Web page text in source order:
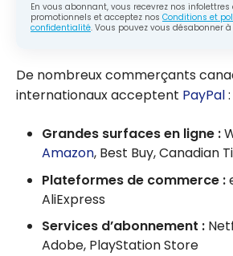
En vous abonnant, vous recevrez nos
promotionnels et acceptez nos Conditions et
confidentialité. Vous pouvez vous désabonner
De nombreux commerçants
internationaux acceptent PayPal:
Grandes surfaces en ligne :
Amazon, Best Buy, Canadian
Plateformes de commerce :
AliExpress
Services d’abonnement :
Adobe, PlayStation Store